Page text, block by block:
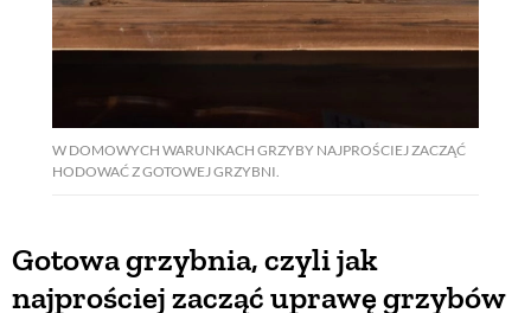
W DOMOWYCH WARUNKACH GRZYBY NAJPROŚCIEJ ZACZĄĆ
HODOWAĆ Z GOTOWEJ GRZYBNI.
Gotowa grzybnia, czyli jak
najprościej zacząć uprawę grzybów